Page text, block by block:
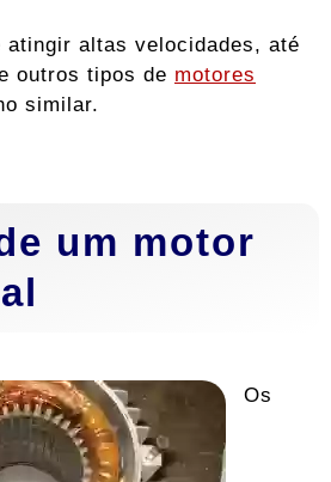
atingir altas velocidades, até
outros tipos de motores
similar.
um motor
Os